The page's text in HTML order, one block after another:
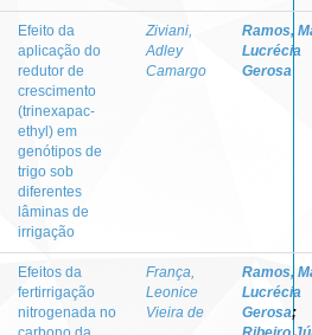
Efeito da
aplicação do
redutor de
crescimento
(trinexapac-
ethyl) em
genótipos de
trigo sob
diferentes
lâminas de
irrigação
Ziviani,
Adley
Camargo
Ramos,
Lucrécia
Gerosa
Efeitos da
fertirrigação
nitrogenada no
França,
Leonice
Vieira de
Ramos,
Lucrécia
Gerosa;